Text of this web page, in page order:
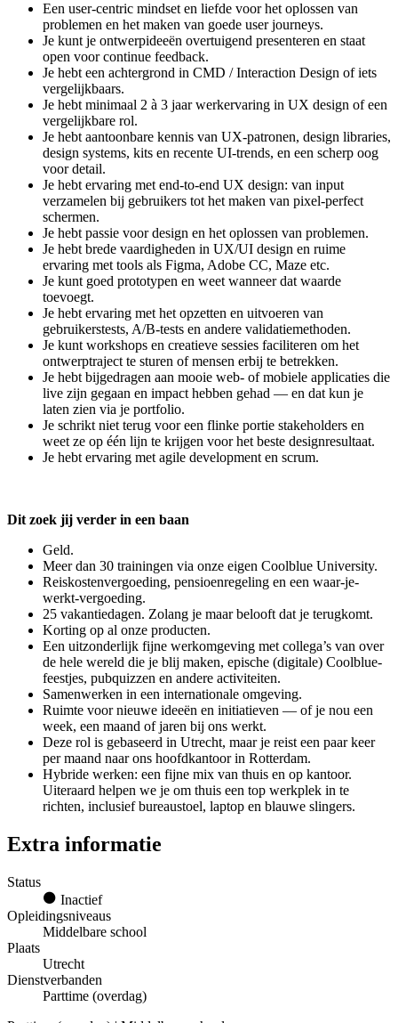
Een user-centric mindset en liefde voor het oplossen van
problemen en het maken van goede user journeys.
Je kunt je ontwerpideeën overtuigend presenteren en staat
open voor continue feedback.
Je hebt een achtergrond in CMD / Interaction Design of iets
vergelijkbaars.
Je hebt minimaal 2 à 3 jaar werkervaring in UX design of een
vergelijkbare rol.
Je hebt aantoonbare kennis van UX-patronen, design libraries,
design systems, kits en recente UI-trends, en een scherp oog
voor detail.
Je hebt ervaring met end-to-end UX design: van input
verzamelen bij gebruikers tot het maken van pixel-perfect
schermen.
Je hebt passie voor design en het oplossen van problemen.
Je hebt brede vaardigheden in UX/UI design en ruime
ervaring met tools als Figma, Adobe CC, Maze etc.
Je kunt goed prototypen en weet wanneer dat waarde
toevoegt.
Je hebt ervaring met het opzetten en uitvoeren van
gebruikerstests, A/B-tests en andere validatiemethoden.
Je kunt workshops en creatieve sessies faciliteren om het
ontwerptraject te sturen of mensen erbij te betrekken.
Je hebt bijgedragen aan mooie web- of mobiele applicaties die
live zijn gegaan en impact hebben gehad — en dat kun je
laten zien via je portfolio.
Je schrikt niet terug voor een flinke portie stakeholders en
weet ze op één lijn te krijgen voor het beste designresultaat.
Je hebt ervaring met agile development en scrum.
Dit zoek jij verder in een baan
Geld.
Meer dan 30 trainingen via onze eigen Coolblue University.
Reiskostenvergoeding, pensioenregeling en een waar-je-
werkt-vergoeding.
25 vakantiedagen. Zolang je maar belooft dat je terugkomt.
Korting op al onze producten.
Een uitzonderlijk fijne werkomgeving met collega’s van over
de hele wereld die je blij maken, epische (digitale) Coolblue-
feestjes, pubquizzen en andere activiteiten.
Samenwerken in een internationale omgeving.
Ruimte voor nieuwe ideeën en initiatieven — of je nou een
week, een maand of jaren bij ons werkt.
Deze rol is gebaseerd in Utrecht, maar je reist een paar keer
per maand naar ons hoofdkantoor in Rotterdam.
Hybride werken: een fijne mix van thuis en op kantoor.
Uiteraard helpen we je om thuis een top werkplek in te
richten, inclusief bureaustoel, laptop en blauwe slingers.
Extra informatie
Status
Inactief
Opleidingsniveaus
Middelbare school
Plaats
Utrecht
Dienstverbanden
Parttime (overdag)